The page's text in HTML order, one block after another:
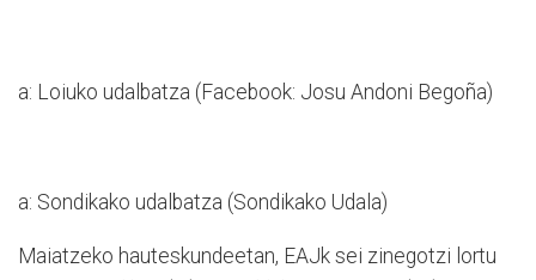
a: Loiuko udalbatza (Facebook: Josu Andoni Begoña)
a: Sondikako udalbatza (Sondikako Udala)
Maiatzeko hauteskundeetan, EAJk sei zinegotzi lortu